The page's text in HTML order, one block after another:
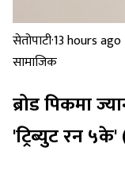
सेतोपाटी·13 hours ago
सामाजिक
ब्रोड पिकमा
'ट्रिब्युट रन